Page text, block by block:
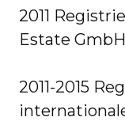
2011
Estate GmbH
2011-2015